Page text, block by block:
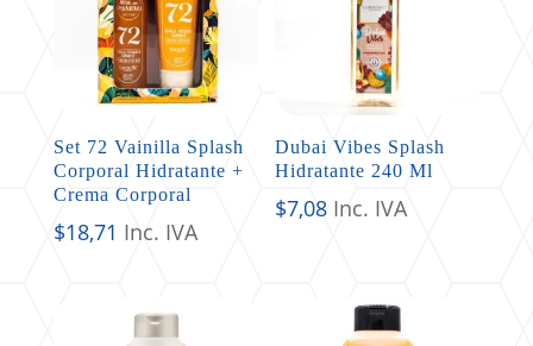
Set 72 Vainilla Splash
Corporal Hidratante +
Crema Corporal
$18,71 Inc. IVA
Dubai Vibes Splash
Hidratante 240 Ml
$7,08 Inc. IVA